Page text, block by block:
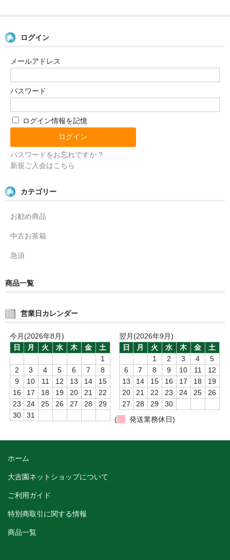
ログイン
メールアドレス
パスワード
ログイン情報を記憶
パスワードをお忘れですか ?
新規ご入会はこちら
カテゴリー
お勧め商品
中古お茶箱
急須
商品一覧
営業日カレンダー
今月(2026年8月)
日
月 火 水 木 金
土
1
2
3 4 5 6 7
8
9
10 11 12 13 14
15
16
17 18 19 20 21
22
23
24 25 26 27 28
29
30
31
翌月(2026年9月)
日
月 火 水 木 金
土
1
2 3 4
5
6
7 8 9 10 11
12
13
14 15 16 17 18
19
20
21 22 23 24 25
26
27
28 29
30
(
発送業務休日)
ホーム
大吉園ネットショップについて
ご利用ガイド
特別商取引に関する情報
商品一覧